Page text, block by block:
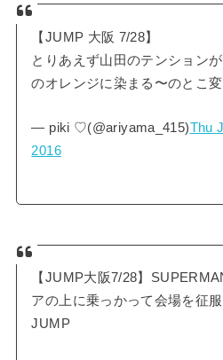
【JUMP 大阪 7/28】
とりあえず山田のテンション
のオレンジに染まる〜のとこ
— piki ♡(@ariyama_415)Thu
2016
【JUMP大阪7/28】
アの上に乗っかって会場を征
JUMP